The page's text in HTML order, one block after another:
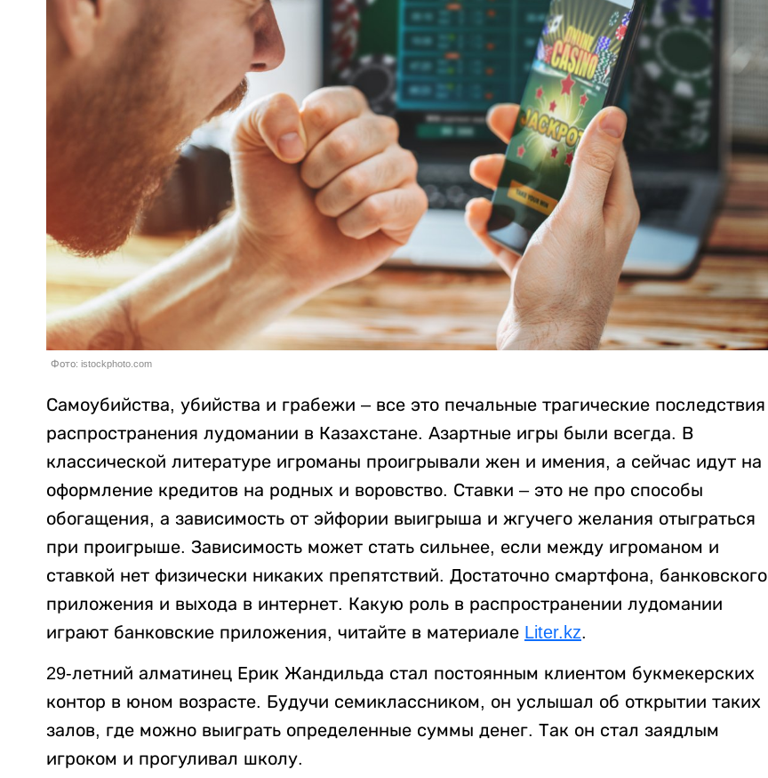
Фото: istockphoto.com
Самоубийства, убийства и грабежи – все это печальные трагические последствия
распространения лудомании в Казахстане. Азартные игры были всегда. В
классической литературе игроманы проигрывали жен и имения, а сейчас идут на
оформление кредитов на родных и воровство. Ставки – это не про способы
обогащения, а зависимость от эйфории выигрыша и жгучего желания отыграться
при проигрыше. Зависимость может стать сильнее, если между игроманом и
ставкой нет физически никаких препятствий. Достаточно смартфона, банковского
приложения и выхода в интернет. Какую роль в распространении лудомании
играют банковские приложения, читайте в материале Liter.kz.
29-летний алматинец Ерик Жандильда стал постоянным клиентом букмекерских
контор в юном возрасте. Будучи семиклассником, он услышал об открытии таких
залов, где можно выиграть определенные суммы денег. Так он стал заядлым
игроком и прогуливал школу.